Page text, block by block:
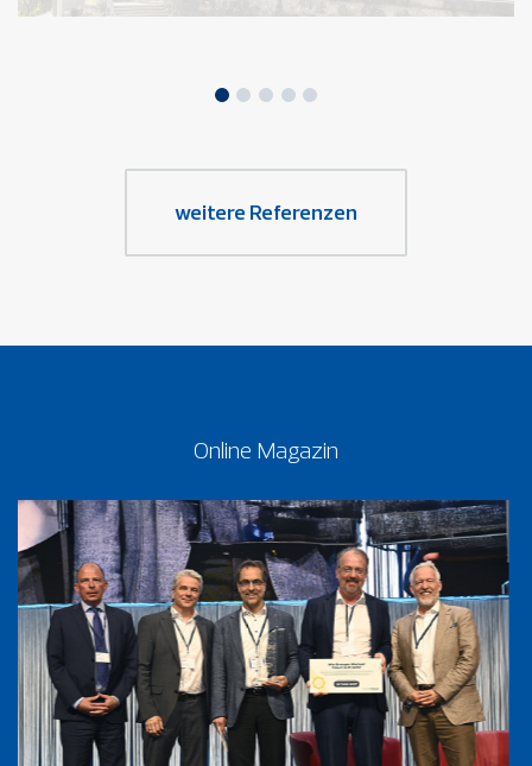
weitere Referenzen
Online Magazin